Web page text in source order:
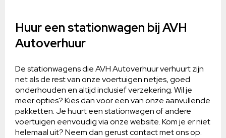
Huur een stationwagen bij AVH
Autoverhuur
De stationwagens die AVH Autoverhuur verhuurt zijn
net als de rest van onze voertuigen netjes, goed
onderhouden en altijd inclusief verzekering. Wil je
meer opties? Kies dan voor een van onze aanvullende
pakketten. Je huurt een stationwagen of andere
voertuigen eenvoudig via onze website. Kom je er niet
helemaal uit? Neem dan gerust contact met ons op.